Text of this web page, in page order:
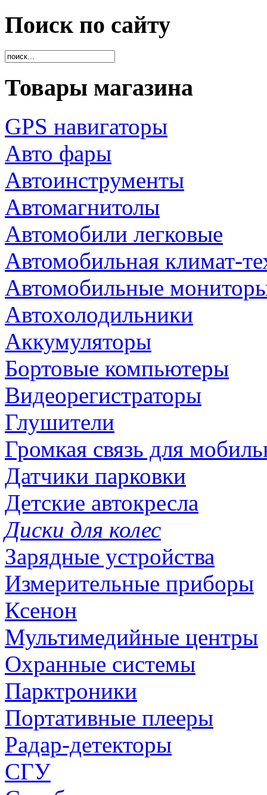
Поиск по сайту
Товары магазина
GPS навигаторы
Авто фары
Автоинструменты
Автомагнитолы
Автомобили легковые
Автомобильная климат-
Автомобильные
Автохолодильники
Аккумуляторы
Бортовые компьютеры
Видеорегистраторы
Глушители
Громкая связь для
Датчики парковки
Детские автокресла
Диски для колес
Зарядные устройства
Измерительные приборы
Ксенон
Мультимедийные центры
Охранные системы
Парктроники
Портативные плееры
Радар-детекторы
СГУ